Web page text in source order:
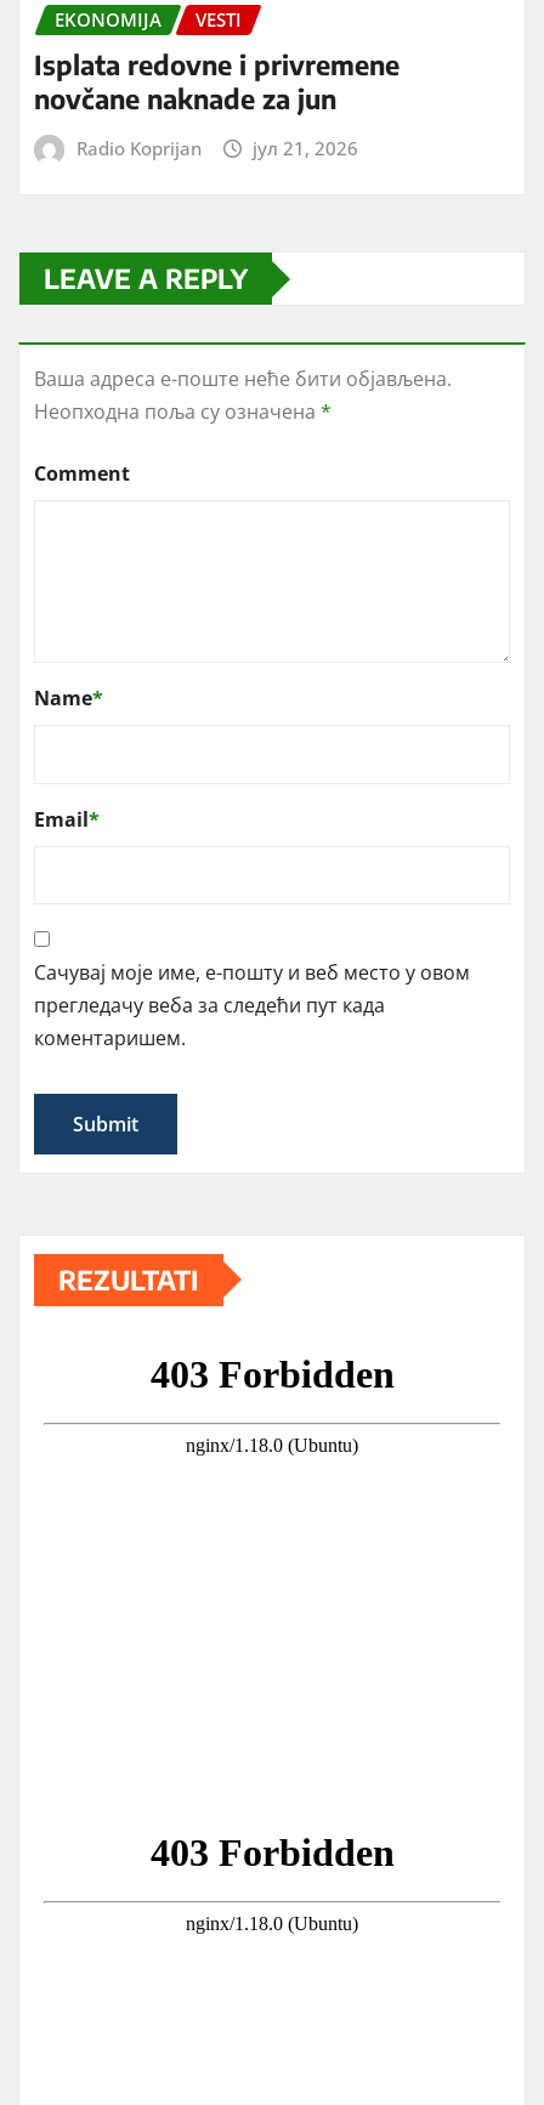
EKONOMIJA VESTI
Isplata redovne i privremene
novčane naknade za jun
Radio Koprijan јул 21, 2026
LEAVE A REPLY
Ваша адреса е-поште неће бити објављена.
Неопходна поља су означена *
Comment
Name*
Email*
Сачувај моје име, е-пошту и веб место у овом
прегледачу веба за следећи пут када
коментаришем.
REZULTATI